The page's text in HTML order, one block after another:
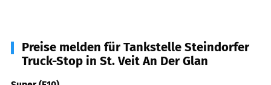
Preise melden für Tankstelle Steindorfer
Truck-Stop in St. Veit An Der Glan